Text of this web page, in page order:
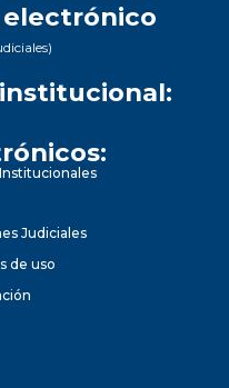
electrónico
Judiciales
de uso